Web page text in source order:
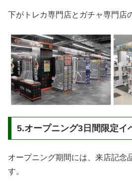
下がトレカ専門店とガチャ専門店
5.オープニング3日間限定イ
オープニング期間には、来店記念
す。